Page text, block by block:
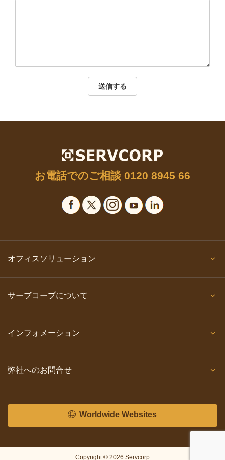
送信する
お電話でのご相談 0120 8945 66
オフィスソリューション
サーブコープについて
インフォメーション
弊社へのお問合せ
Worldwide Websites
Copyright © 2026 Servcorp